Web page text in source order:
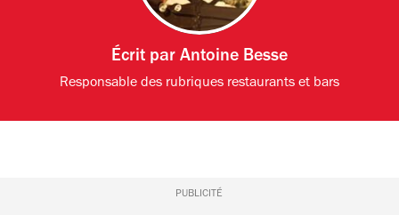
Écrit par Antoine Besse
Responsable des rubriques restaurants et bars
PUBLICITÉ